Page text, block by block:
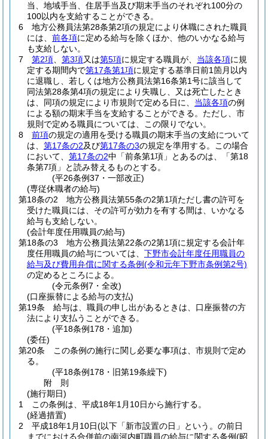
当、地域手当、住居手当及び期末手当のそれぞれ100分の
100以内を支給することができる。
6
地方公務員法第28条第2項の規定により休職にされた職員
には、 前各項に定める給与を除くほか、他のいかなる給与
も支給しない。
7
第2項 第3項又は第5項に規定する職員が、 当該各項に規
定する期間内で第17条第1項に規定する基準日前1箇月以内
に退職し、若しくは地方公務員法第16条第1号に該当して
同法第28条第4項の規定により失職し、又は死亡したとき
は、同項の規定により市規則で定める日に、 当該各項の例
による額の期末手当を支給することができる。 ただし、市
規則で定める職員については、この限りでない。
8
前項の規定の適用を受ける職員の期末手当の支給について
は、 第17条の2及び第17条の3の規定を準用する。
この場合
において、 第17条の2中「前条第1項」とあるのは、「第18
条第7項」と読み替えるものとする。
(平26条例37・一部改正)
(専従休職者の給与)
第18条の2
地方公務員法第55条の2第1項ただし書の許可を
受けた職員には、その許可が効力を有する間は、いかなる
給与も支給しない。
(会計年度任用職員の給与)
第18条の3
地方公務員法第22条の2第1項に規定する会計年
度任用職員の給与については、 下野市会計年度任用職員の
給与及び費用弁償に関する条例(令和元年下野市条例第2号)
の定めるところによる。
(令元条例7・全改)
(口座振替による給与の支払)
第19条
給与は、職員の申し出があるときは、口座振替の方
法により支払うことができる。
(平18条例178・追加)
(委任)
第20条
この条例の施行に関し必要な事項は、市規則で定め
る。
(平18条例178・旧第19条繰下)
附 則
(施行期日)
1
この条例は、平成18年1月10日から施行する。
(経過措置)
2
平成18年1月10日(以下「新市設置の日」という。の前日
までにおける合併前の南河内町職員の給与に関する条例(昭